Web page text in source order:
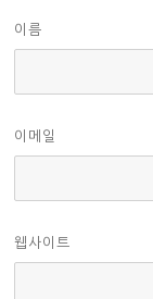
이름
이메일
웹사이트